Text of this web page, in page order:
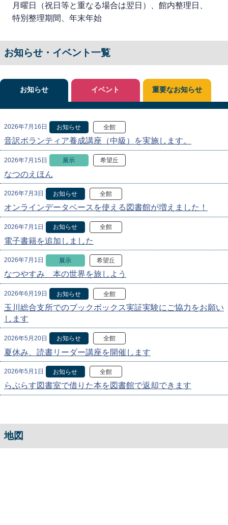
月曜日（祝日等と重なる場合は翌日）、館内整理日、
特別整理期間、年末年始
お知らせ・イベント一覧
お知らせ
2026年7月16日 お知らせ 全館
音訳ボランティア養成講座（中級）を実施します。
2026年7月15日 展示 希望丘
なつのえほん
2026年7月3日 お知らせ 全館
オンラインデータベースを使える図書館が増えました！
2026年7月1日 お知らせ 全館
電子書籍を追加しました
2026年7月1日 展示 希望丘
なつやすみ 本の世界を旅しよう
2026年6月19日 お知らせ 全館
玉川総合支所でのブックボックス実証実験にご協力をお願い
します
2026年5月20日 お知らせ 全館
夏休み、読書リーダー講座を開催します
2026年5月1日 お知らせ 全館
らぷらす図書室で借りた本を図書館で返却できます
イベント 重要なお知らせ
地図